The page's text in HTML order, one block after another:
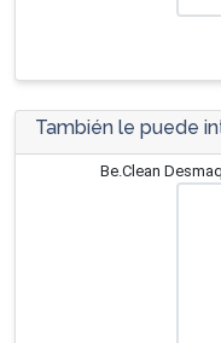
También le puede
Be.Clean